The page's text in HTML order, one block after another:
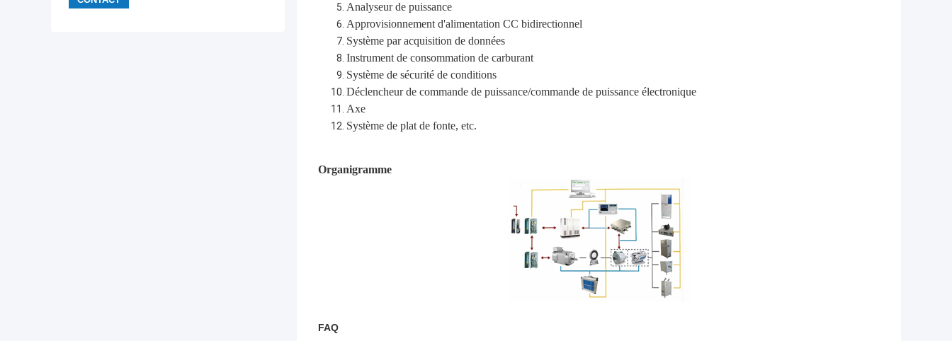
Analyseur de puissance
Approvisionnement d'alimentation CC bidirectionnel
Système par acquisition de données
Instrument de consommation de carburant
Système de sécurité de conditions
Déclencheur de commande de puissance/commande de puissance électronique
Axe
Système de plat de fonte, etc.
Organigramme
FAQ